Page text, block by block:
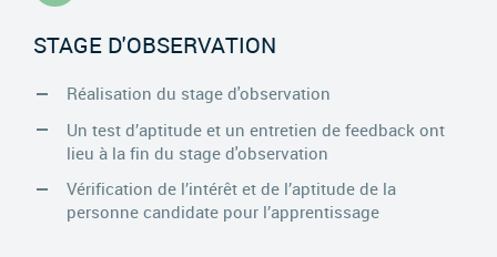
STAGE D'OBSERVATION
Réalisation du stage d'observation
Un test d’aptitude et un entretien de feedback ont
lieu à la fin du stage d'observation
Vérification de l’intérêt et de l’aptitude de la
personne candidate pour l’apprentissage